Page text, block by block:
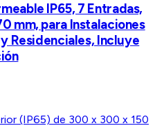
IP65, 7 Entradas,
mm, para Instalaciones
Residenciales, Incluye